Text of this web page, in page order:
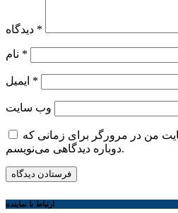
*
*
*
وب‌ سایت
من در مرورگر برای زمانی که
دوباره دیدگاهی می‌نویسم.
ارتباط با نماینده